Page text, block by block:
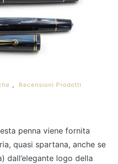
,
Recensioni Prodotti
penna viene fornita
quasi spartana, anche se
dall’elegante logo della